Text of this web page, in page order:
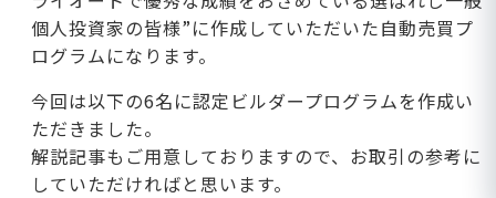
個人投資家の皆様”に作成していただいた自動売買プ
ログラムになります。
今回は以下の6名に認定ビルダープログラムを作成い
ただきました。
解説記事もご用意しておりますので、お取引の参考に
していただければと思います。